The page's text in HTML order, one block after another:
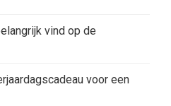
vind op de
voor een